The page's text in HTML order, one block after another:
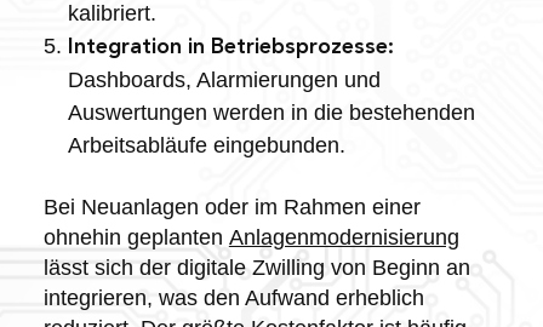
kalibriert.
Integration in Betriebsprozesse:
Dashboards, Alarmierungen und
Auswertungen werden in die bestehenden
Arbeitsabläufe eingebunden.
Bei Neuanlagen oder im Rahmen einer
ohnehin geplanten Anlagenmodernisierung
lässt sich der digitale Zwilling von Beginn an
integrieren, was den Aufwand erheblich